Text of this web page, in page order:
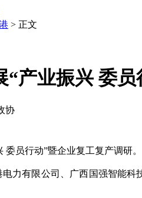
> 正文
产业振兴 委
协
员行动”暨企业复工复产调研。
有限公司、广西国强智能科